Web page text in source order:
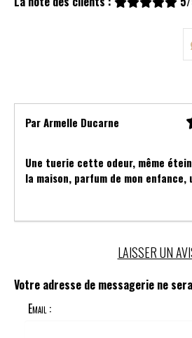
ParArmelle Ducarne
Une tuerie cette odeur, même
la maison, parfum de mon enfance,
LAISSER UN
Votre adresse de messagerie ne
Email :